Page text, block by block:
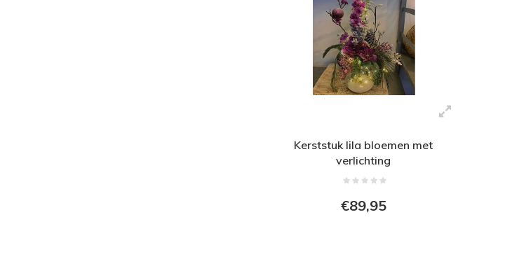
Kerststuk lila bloemen met
verlichting
€89,95